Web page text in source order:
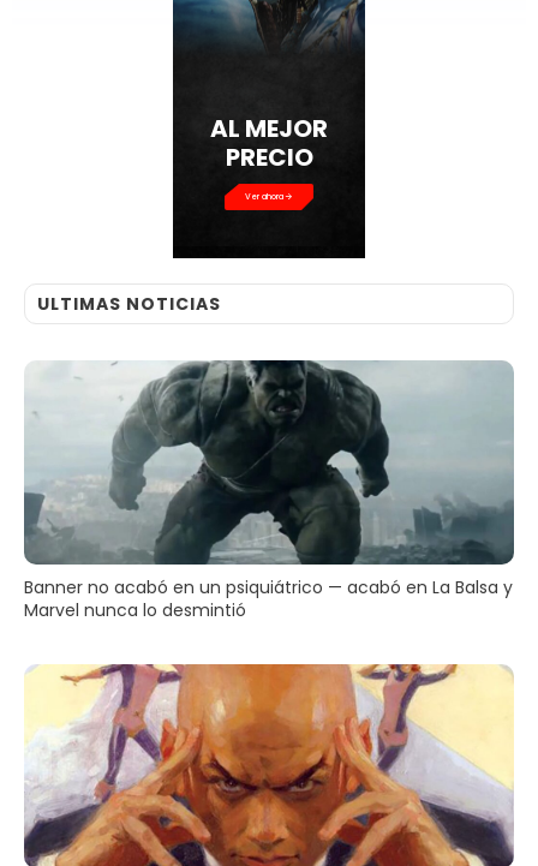
AL MEJOR
PRECIO
Ver ahora
ULTIMAS NOTICIAS
Banner no acabó en un psiquiátrico — acabó en La Balsa y
Marvel nunca lo desmintió